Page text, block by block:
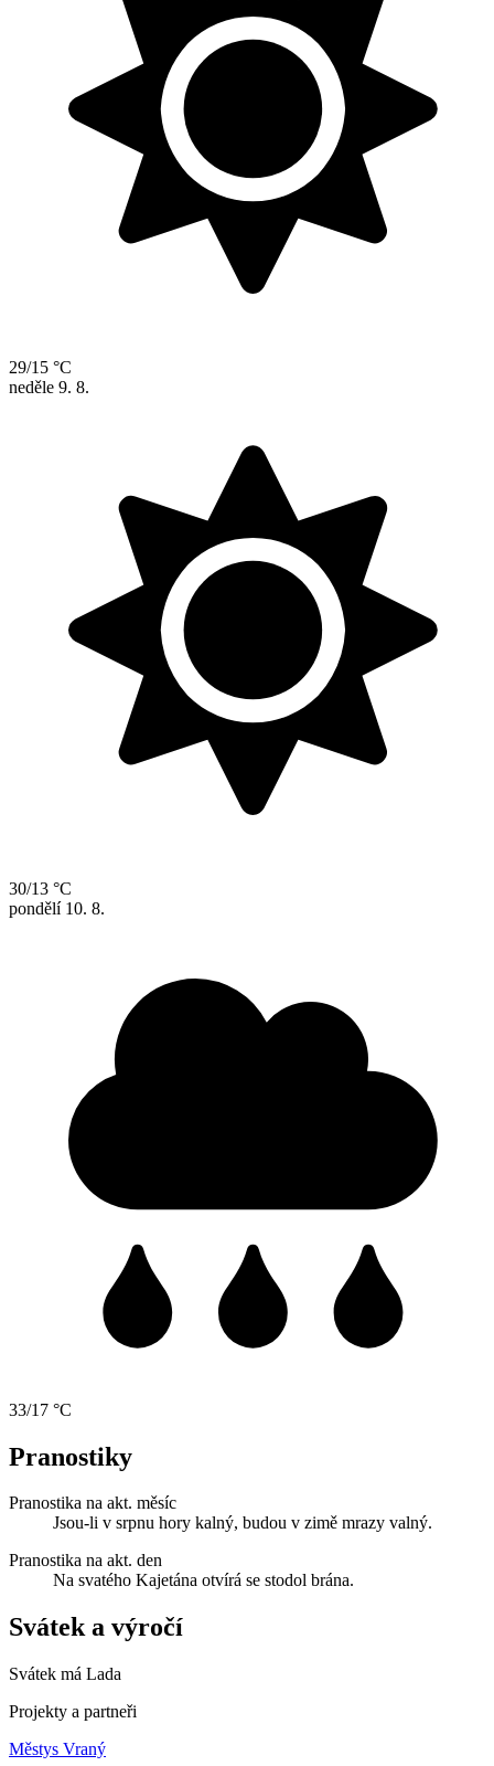
29/15 °C
neděle 9. 8.
30/13 °C
pondělí 10. 8.
33/17 °C
Pranostiky
Pranostika na akt. měsíc
Jsou-li v srpnu hory kalný, budou v zimě mrazy valný.
Pranostika na akt. den
Na svatého Kajetána otvírá se stodol brána.
Svátek a výročí
Svátek má Lada
Projekty a partneři
Městys Vraný